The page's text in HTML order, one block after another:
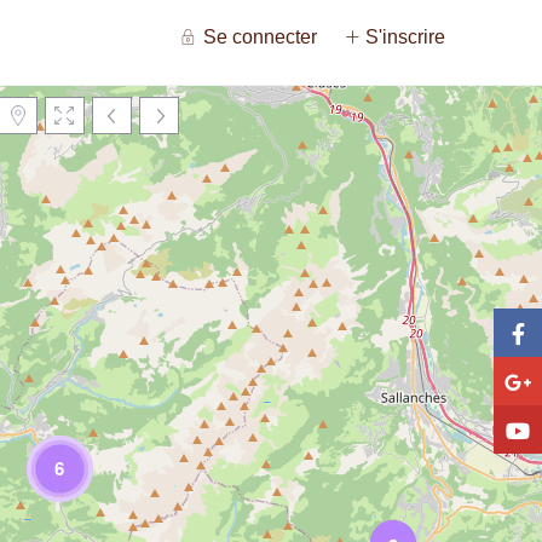
Se connecter S'inscrire
Charger la carte
6